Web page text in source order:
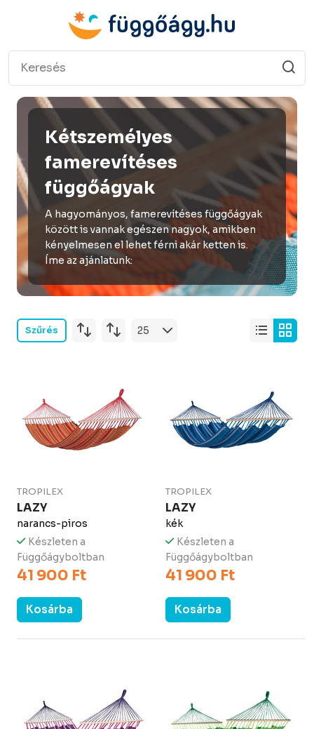
Kétszemélyes
famerevítéses
függőágyak
A hagyományos, famerevítéses függőágyak
között is vannak egészen nagyok, amikben
kényelmesen el lehet férni akár ketten is.
Íme az ajánlatunk:
Szűrés
TROPILEX
LAZY
narancs-piros
Készleten a
Függőágyboltban
41 900 Ft
Kosárba
TROPILEX
LAZY
kék
Készleten a
Függőágyboltban
41 900 Ft
Kosárba